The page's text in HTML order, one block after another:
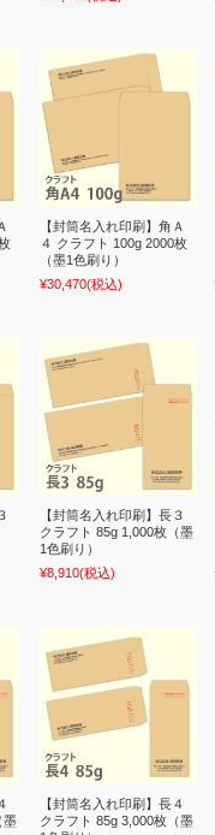
【封筒名入れ印刷】角Ａ
４ クラフト 100g 2000枚
（墨1色刷り）
¥30,470(税込)
【封筒名入れ印刷】長３
クラフト 85g 1,000枚（墨
1色刷り）
¥8,910(税込)
墨
【封筒名入れ印刷】長４
クラフト 85g 3,000枚（墨